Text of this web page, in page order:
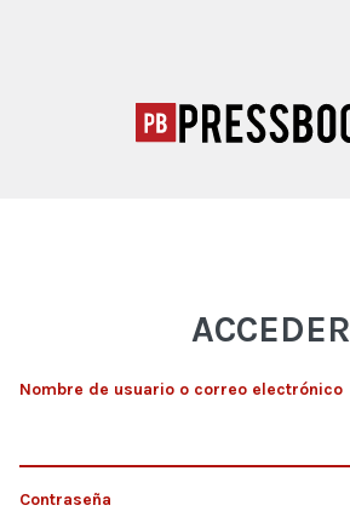
ACCEDER
Nombre de usuario o correo electrónico
Contraseña